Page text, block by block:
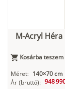
M-Acryl
Kosárba teszem
Méret: 140×70 cm
Ár (bruttó): 948